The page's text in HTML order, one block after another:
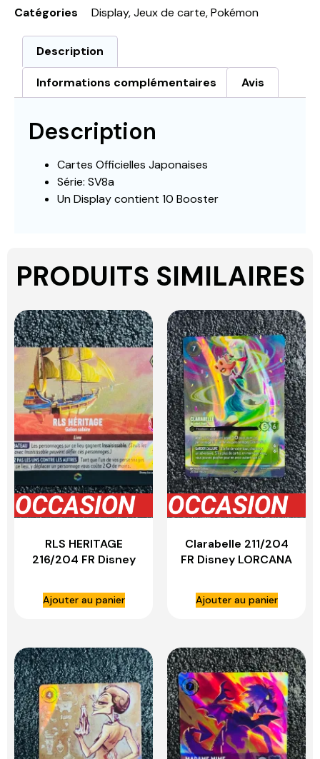
Catégories Display,Jeux de carte,Pokémon
Description
Informations complémentaires Avis
Description
Cartes Officielles Japonaises
Série: SV8a
Un Display contient 10 Booster
PRODUITS SIMILAIRES
RLS HERITAGE
216/204 FR Disney
Ajouter au panier
Clarabelle 211/204
FR Disney LORCANA
Ajouter au panier